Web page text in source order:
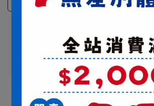
29.5 30
規格說明